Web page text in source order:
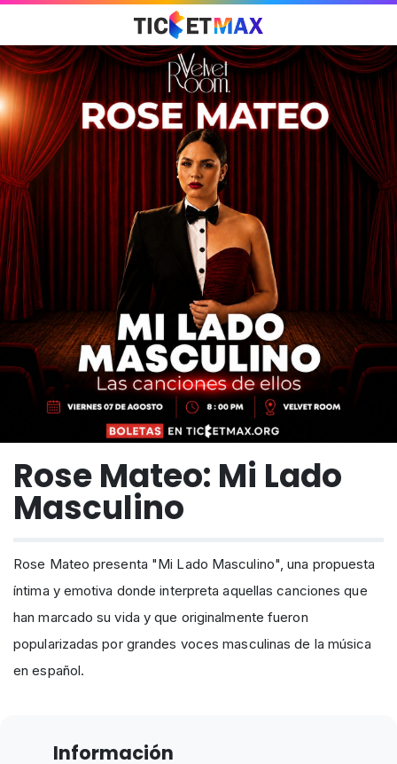
Rose Mateo: Mi Lado
Masculino
Rose Mateo presenta "Mi Lado Masculino", una propuesta
íntima y emotiva donde interpreta aquellas canciones que
han marcado su vida y que originalmente fueron
popularizadas por grandes voces masculinas de la música
en español.
Información